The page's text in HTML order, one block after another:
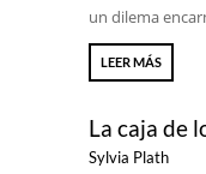
un dilema
LEER MÁS
La caja de
Sylvia Plath